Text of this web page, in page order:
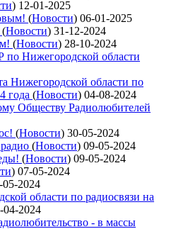
) 12-01-2025
(Новости) 06-01-2025
(Новости) 31-12-2024
(Новости) 28-10-2024
Нижегородской области
Нижегородской области по
года (Новости) 04-08-2024
Обществу Радиолюбителей
(Новости) 30-05-2024
(Новости) 09-05-2024
(Новости) 09-05-2024
) 07-05-2024
05-2024
области по радиосвязи на
04-2024
- в массы